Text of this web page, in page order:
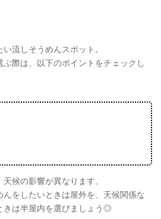
流しそうめんスポット。
際は、以下のポイントをチェックし
候の影響が異なります。
をしたいときは屋外を、天候関係な
きは半屋内を選びましょう◎